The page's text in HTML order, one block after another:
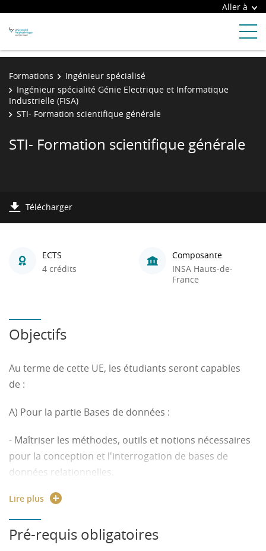
Aller à
Formations
Ingénieur spécialisé
Ingénieur spécialité Génie Electrique et Informatique
Industrielle (FISA)
STI- Formation scientifique générale
STI- Formation scientifique générale
Télécharger
ECTS
4 crédits
Composante
INSA Hauts-de-
France
Objectifs
Au terme de cette UE, les étudiants seront capables
de :
A) Pour la partie Bases de données :
- Maîtriser les méthodes, outils et notions nécessaires
pour la conception et l'interrogation de bases de
données relationnelles.
B) Pour la partie Mécanique et Résistance des
Matériaux
- Comprendre un problème simple en mécanique,
Lire plus
Pré-requis obligatoires